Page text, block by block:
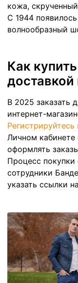
кожа,
С 1944
волнообразный
Как
В 2025 заказать
интернет-
Регистрируйтесь
Личном
оформлять
Процесс
сотрудники
указать ссылки